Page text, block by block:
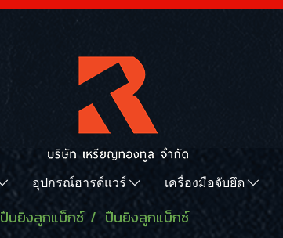
อุปกรณ์ฮารด์แวร์ เครื่องมือจับยึด
ปืนยิงลูกแม็กซ์ ปืนยิงลูกแม็กซ์